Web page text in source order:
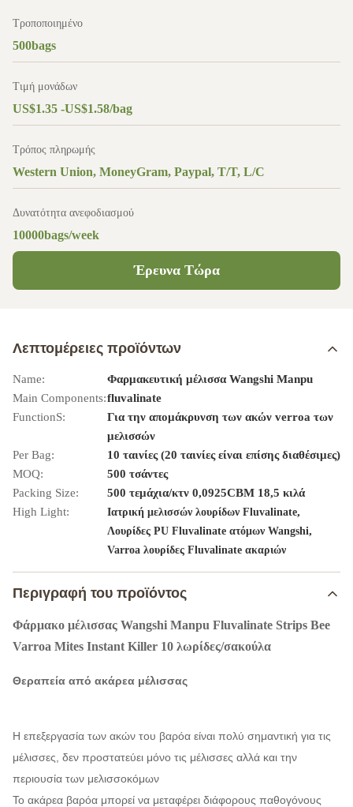
Τροποποιημένο
500bags
Τιμή μονάδων
US$1.35 -US$1.58/bag
Τρόπος πληρωμής
Western Union, MoneyGram, Paypal, T/T, L/C
Δυνατότητα ανεφοδιασμού
10000bags/week
Έρευνα Τώρα
Λεπτομέρειες προϊόντων
Name:
Φαρμακευτική μέλισσα Wangshi Manpu
Main Components:fluvalinate
FunctionS:
Για την απομάκρυνση των ακών verroa των
μελισσών
Per Bag:
10 ταινίες (20 ταινίες είναι επίσης διαθέσιμες)
MOQ:
500 τσάντες
Packing Size:
500 τεμάχια/κτν 0,0925CBM 18,5 κιλά
High Light:
Ιατρική μελισσών λουρίδων Fluvalinate,
Λουρίδες PU Fluvalinate ατόμων Wangshi,
Varroa λουρίδες Fluvalinate ακαριών
Περιγραφή του προϊόντος
Φάρμακο μέλισσας Wangshi Manpu Fluvalinate Strips Bee
Varroa Mites Instant Killer 10 λωρίδες/σακούλα
Θεραπεία από ακάρεα μέλισσας
Η επεξεργασία των ακών του βαρόα είναι πολύ σημαντική για τις
μέλισσες, δεν προστατεύει μόνο τις μέλισσες αλλά και την
περιουσία των μελισσοκόμων
Το ακάρεα βαρόα μπορεί να μεταφέρει διάφορους παθογόνους